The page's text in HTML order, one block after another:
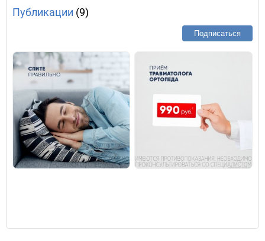
Публикации (9)
Подписаться